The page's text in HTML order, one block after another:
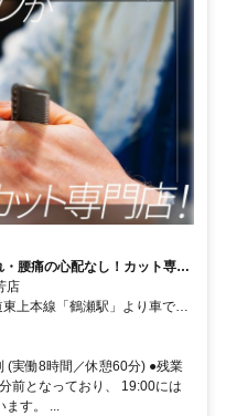
・腰痛の心配なし！カット専門
年で技術習得
店
(実働8時間／休憩60分) ●残業
前となっており、 19:00には
ます。 ...